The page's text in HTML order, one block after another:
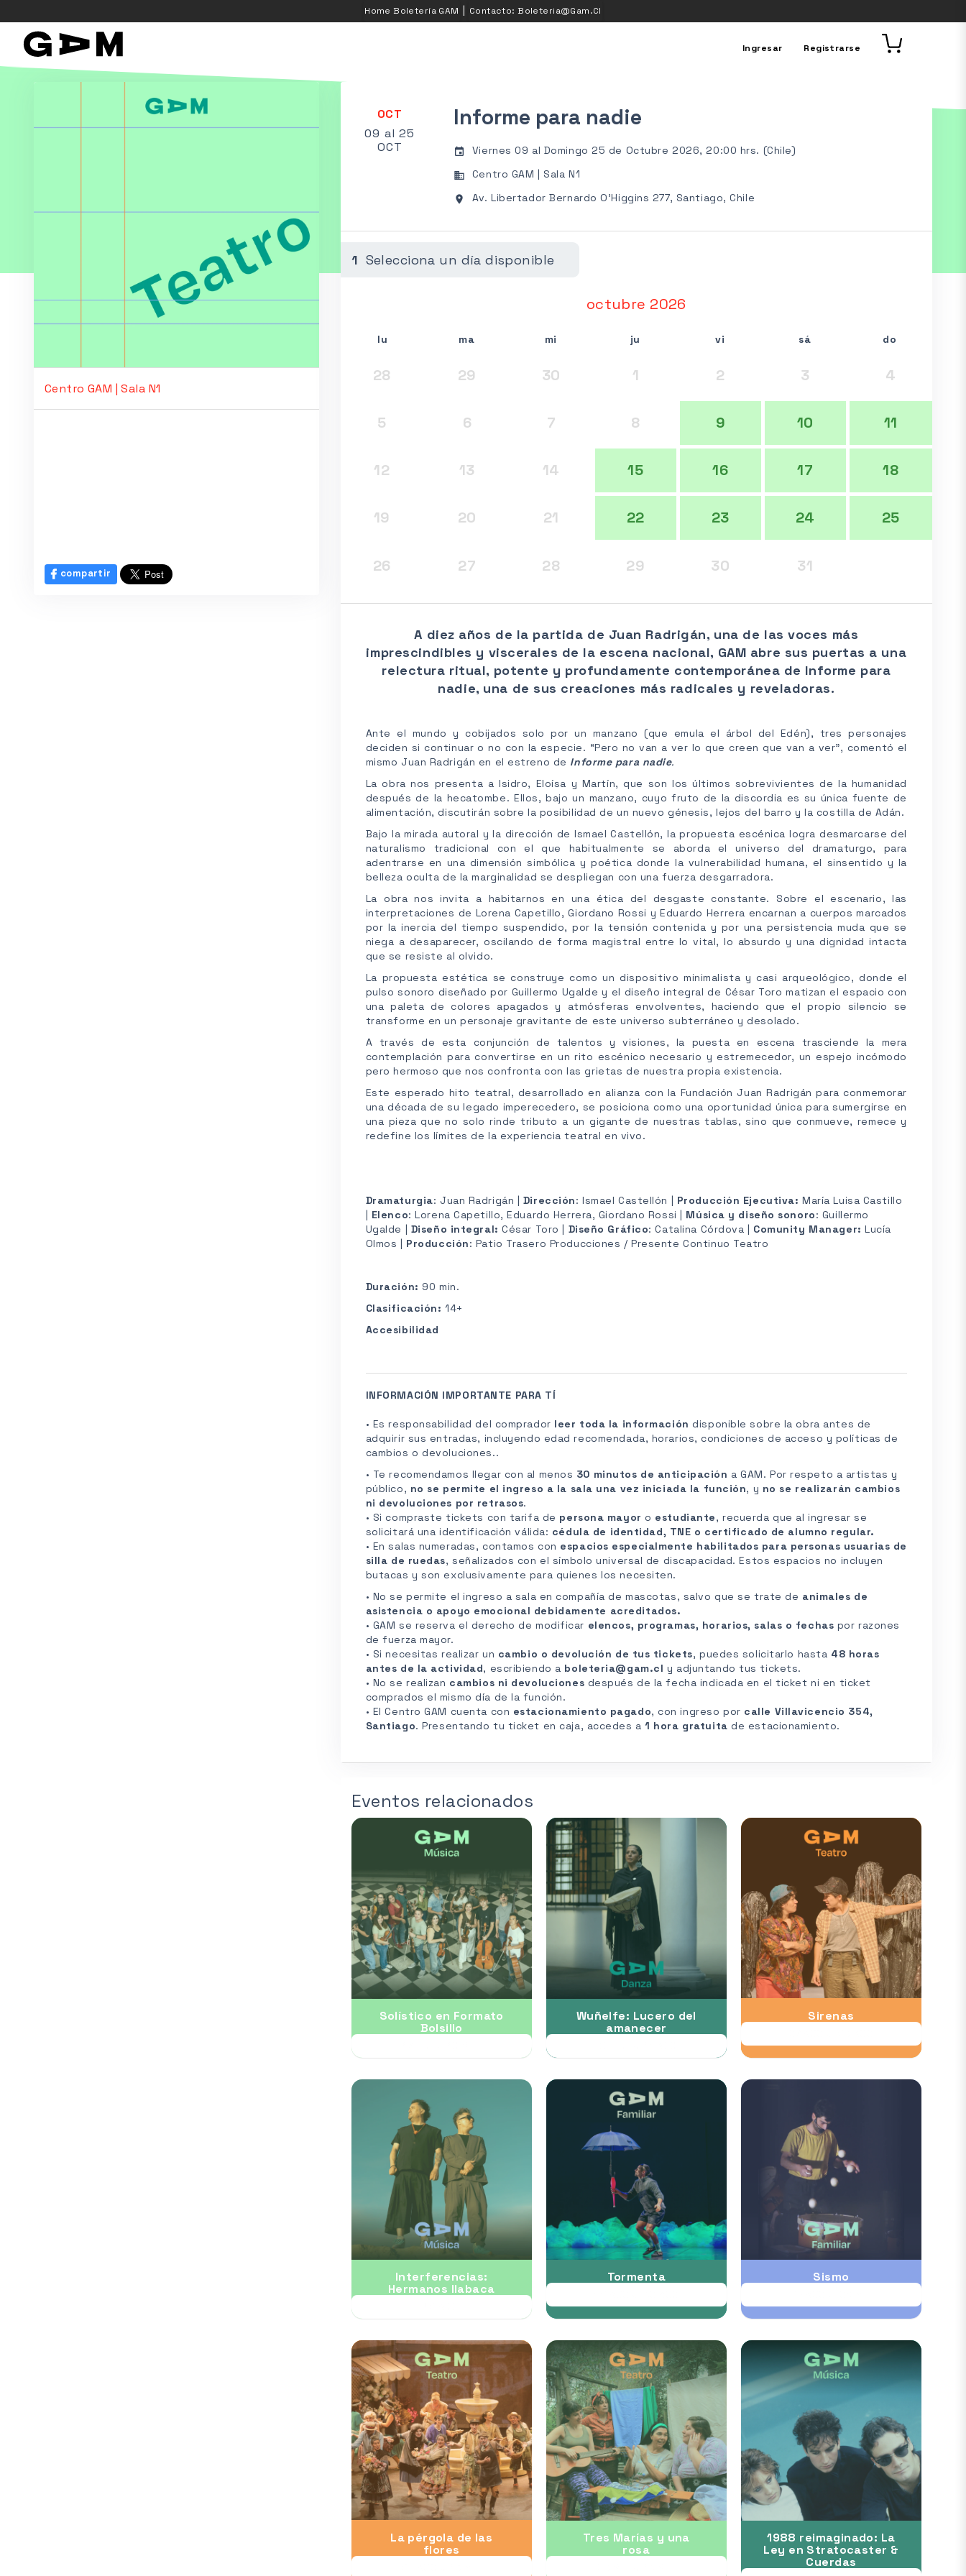
Home Boletería GAM | Contacto: Boleteria@gam.cl
Ingresar Registrarse
Centro GAM | Sala N1
compartir
OCT
09 al 25
OCT
Informe para nadie
event Viernes 09 al Domingo 25 de Octubre 2026, 20:00 hrs. (Chile)
business Centro GAM | Sala N1
place Av. Libertador Bernardo O'Higgins 277, Santiago, Chile
Selecciona un día disponible
1
octubre 2026
lu ma mi ju vi sá do
28 29 30 1 2 3 4
5 6 7 8 9 10 11
12 13 14 15 16 17 18
19 20 21 22 23 24 25
26 27 28 29 30 31
A diez años de la partida de Juan Radrigán, una de las voces más
imprescindibles y viscerales de la escena nacional, GAM abre sus puertas a una
relectura ritual, potente y profundamente contemporánea de Informe para
nadie, una de sus creaciones más radicales y reveladoras.
Ante el mundo y cobijados solo por un manzano (que emula el árbol del Edén), tres personajes
deciden si continuar o no con la especie. “Pero no van a ver lo que creen que van a ver”, comentó el
mismo Juan Radrigán en el estreno de Informe para nadie.
La obra nos presenta a Isidro, Eloísa y Martín, que son los últimos sobrevivientes de la humanidad
después de la hecatombe. Ellos, bajo un manzano, cuyo fruto de la discordia es su única fuente de
alimentación, discutirán sobre la posibilidad de un nuevo génesis, lejos del barro y la costilla de Adán.
Bajo la mirada autoral y la dirección de Ismael Castellón, la propuesta escénica logra desmarcarse del
naturalismo tradicional con el que habitualmente se aborda el universo del dramaturgo, para
adentrarse en una dimensión simbólica y poética donde la vulnerabilidad humana, el sinsentido y la
belleza oculta de la marginalidad se despliegan con una fuerza desgarradora.
La obra nos invita a habitarnos en una ética del desgaste constante. Sobre el escenario, las
interpretaciones de Lorena Capetillo, Giordano Rossi y Eduardo Herrera encarnan a cuerpos marcados
por la inercia del tiempo suspendido, por la tensión contenida y por una persistencia muda que se
niega a desaparecer, oscilando de forma magistral entre lo vital, lo absurdo y una dignidad intacta
que se resiste al olvido.
La propuesta estética se construye como un dispositivo minimalista y casi arqueológico, donde el
pulso sonoro diseñado por Guillermo Ugalde y el diseño integral de César Toro matizan el espacio con
una paleta de colores apagados y atmósferas envolventes, haciendo que el propio silencio se
transforme en un personaje gravitante de este universo subterráneo y desolado.
A través de esta conjunción de talentos y visiones, la puesta en escena trasciende la mera
contemplación para convertirse en un rito escénico necesario y estremecedor, un espejo incómodo
pero hermoso que nos confronta con las grietas de nuestra propia existencia.
Este esperado hito teatral, desarrollado en alianza con la Fundación Juan Radrigán para conmemorar
una década de su legado imperecedero, se posiciona como una oportunidad única para sumergirse en
una pieza que no solo rinde tributo a un gigante de nuestras tablas, sino que conmueve, remece y
redefine los límites de la experiencia teatral en vivo.
Dramaturgia: Juan Radrigán | Dirección: Ismael Castellón | Producción Ejecutiva: María Luisa Castillo
Elenco: Lorena Capetillo, Eduardo Herrera, Giordano Rossi | Música y diseño sonoro: Guillermo
Ugalde | Diseño integral: César Toro | Diseño Gráfico: Catalina Córdova | Comunity Manager: Lucía
Olmos | Producción: Patio Trasero Producciones / Presente Continuo Teatro
Duración: 90 min.
Clasificación: 14+
Accesibilidad
INFORMACIÓN IMPORTANTE PARA TÍ
• Es responsabilidad del comprador leer toda la información disponible sobre la obra antes de
adquirir sus entradas, incluyendo edad recomendada, horarios, condiciones de acceso y políticas de
cambios o devoluciones..
• Te recomendamos llegar con al menos 30 minutos de anticipación a GAM. Por respeto a artistas y
público, no se permite el ingreso a la sala una vez iniciada la función, y no se realizarán cambios
ni devoluciones por retrasos.
• Si compraste tickets con tarifa de persona mayoro estudiante, recuerda que al ingresar se
solicitará una identificación válida: cédula de identidad, TNE o certificado de alumno regular.
• En salas numeradas, contamos con espacios especialmente habilitados para personas usuarias de
silla de ruedas, señalizados con el símbolo universal de discapacidad. Estos espacios no incluyen
butacas y son exclusivamente para quienes los necesiten.
• No se permite el ingreso a sala en compañía de mascotas, salvo que se trate de animales de
asistencia o apoyo emocional debidamente acreditados.
• GAM se reserva el derecho de modificar elencos, programas, horarios, salas o fechas por razones
de fuerza mayor.
• Si necesitas realizar un cambio o devolución de tus tickets, puedes solicitarlo hasta 48 horas
antes de la actividad, escribiendo a boleteria@gam.cl y adjuntando tus tickets.
• No se realizan cambios ni devoluciones después de la fecha indicada en el ticket ni en ticket
comprados el mismo día de la función.
• El Centro GAM cuenta con estacionamiento pagado, con ingreso por calle Villavicencio 354,
Santiago. Presentando tu ticket en caja, accedes a1 hora gratuita de estacionamiento.
Eventos relacionados
Solístico en Formato
Bolsillo
Wuñelfe: Lucero del
amanecer
Sirenas
Interferencias:
Hermanos Ilabaca
Tormenta Sismo
La pérgola de las
flores
Tres Marías y una
rosa
1988 reimaginado: La
Ley en Stratocaster &
Cuerdas